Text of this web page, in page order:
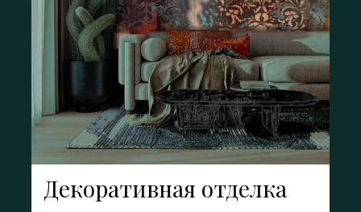
Декоративная отделка